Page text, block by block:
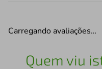
Carregando avaliações…
Quem viu